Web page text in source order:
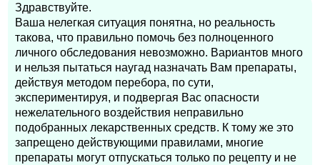
Здравствуйте.
Ваша нелегкая ситуация понятна, но реальность
такова, что правильно помочь без полноценного
личного обследования невозможно. Вариантов много
и нельзя пытаться наугад назначать Вам препараты,
действуя методом перебора, по сути,
экспериментируя, и подвергая Вас опасности
нежелательного воздействия неправильно
подобранных лекарственных средств. К тому же это
запрещено действующими правилами, многие
препараты могут отпускаться только по рецепту и не